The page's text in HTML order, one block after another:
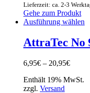
Lieferzeit: ca. 2-3
Gehe zum Produkt
Ausführung wählen
AttraTec No
6,95€ – 20,95€
Enthält 19% MwSt.
zzgl. Versand